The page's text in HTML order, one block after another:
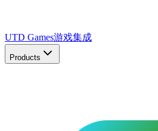
UTD Games游戏集成
Products